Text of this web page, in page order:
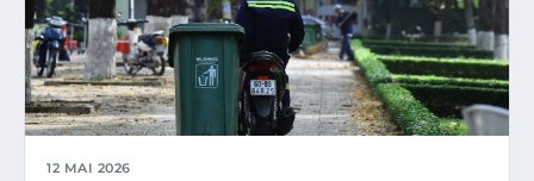
12 MAI 2026